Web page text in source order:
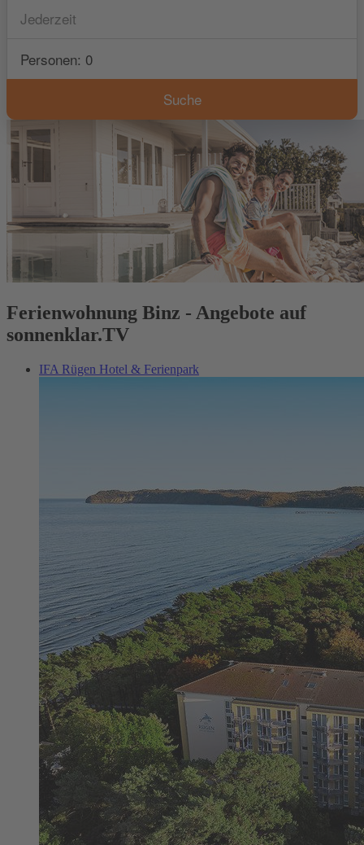
Ferienwohnung Binz - Angebote auf
sonnenklar.TV
IFA Rügen Hotel & Ferienpark